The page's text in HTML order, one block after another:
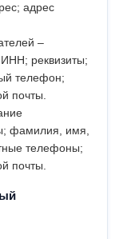
адрес
–
реквизиты;
телефон;
почты.
фамилия, имя,
телефоны;
почты.